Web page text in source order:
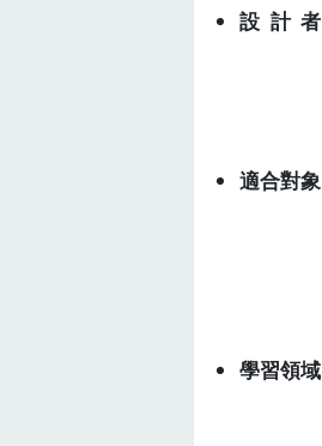
設計者
適合對象
學習領域